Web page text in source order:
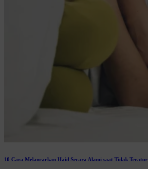
10 Cara Melancarkan Haid Secara Alami saat Tidak Teratur